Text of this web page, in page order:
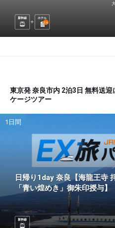
新幹線
ホテル
2泊
東京発 奈良市内 2泊3日 無料送
ケージツアー
1日間
日帰り1day 奈良【海龍王寺
「青い煌めき」御朱印授与】
新幹線